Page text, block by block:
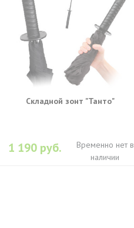
Складной зонт "Танто"
1 190 руб.
Временно нет в
наличии